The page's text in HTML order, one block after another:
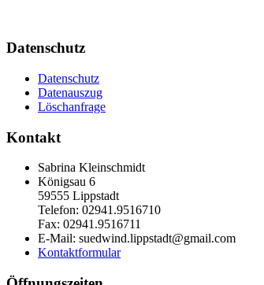
Datenschutz
Datenschutz
Datenauszug
Löschanfrage
Kontakt
Sabrina Kleinschmidt
Königsau 6
59555 Lippstadt
Telefon: 02941.9516710
Fax: 02941.9516711
E-Mail: suedwind.lippstadt@gmail.com
Kontaktformular